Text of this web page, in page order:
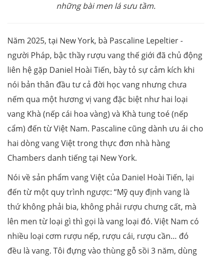
những bài men lá sưu tầm.
Năm 2025, tại New York, bà Pascaline Lepeltier -
người Pháp, bậc thầy rượu vang thế giới đã chủ động
liên hệ gặp Daniel Hoài Tiến, bày tỏ sự cảm kích khi
nói bản thân đầu tư cả đời học vang nhưng chưa
nếm qua một hương vị vang đặc biệt như hai loại
vang Khà (nếp cái hoa vàng) và Khà tung toé (nếp
cẩm) đến từ Việt Nam. Pascaline cũng dành ưu ái cho
hai dòng vang Việt trong thực đơn nhà hàng
Chambers danh tiếng tại New York.
Nói về sản phẩm vang Việt của Daniel Hoài Tiến, lại
đến từ một quy trình ngược: “Mỹ quy định vang là
thứ không phải bia, không phải rượu chưng cất, mà
lên men từ loại gì thì gọi là vang loại đó. Việt Nam có
nhiều loại cơm rượu nếp, rượu cái, rượu cần… đó
đều là vang. Tôi đựng vào thùng gỗ sồi 3 năm, dùng